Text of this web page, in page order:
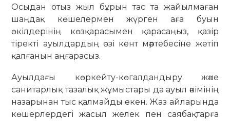
Осыдан отыз жыл бұрын тас та жайылмаған
шаңдақ көшелермен жүрген аға буын
өкілдерінің көзқарасымен қарасаңыз, қазір
тіректі ауылдардың өзі кент мәртебесіне жетіп
қалғанын аңғарасыз.
Ауылдағы көркейту-көгалдандыру және
санитарлық тазалық жұмыстары да ауыл әкімінің
назарынан тыс қалмайды екен. Жаз айларында
көшерлердегі жасыл желек пен саябақтарға